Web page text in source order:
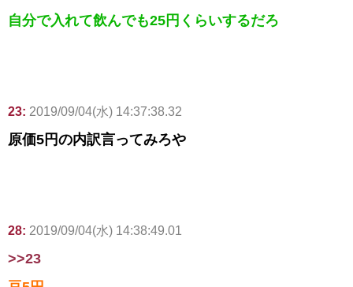
自分で入れて飲んでも25円くらいするだろ
23: 2019/09/04(水) 14:37:38.32
原価5円の内訳言ってみろや
28: 2019/09/04(水) 14:38:49.01
>>23